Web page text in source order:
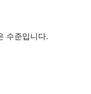
수준입니다.